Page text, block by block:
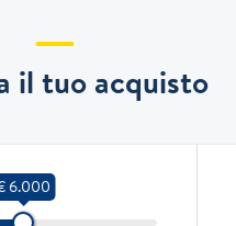
il tuo acquisto
6.000